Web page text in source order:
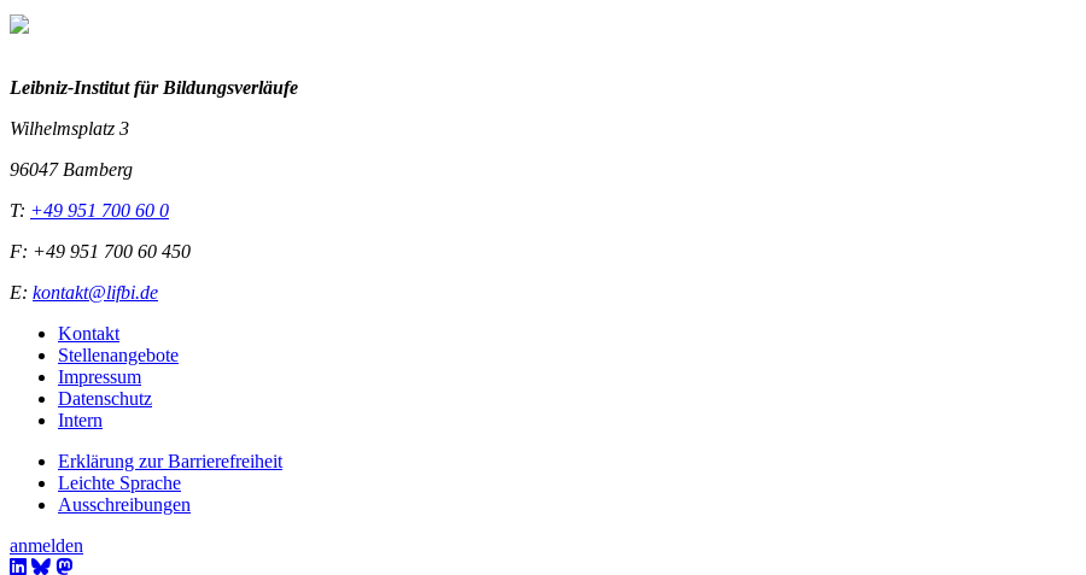
Leibniz-Institut für Bildungsverläufe
Wilhelmsplatz 3
96047 Bamberg
T: +49 951 700 60 0
F: +49 951 700 60 450
E: kontakt@lifbi.de
Kontakt
Stellenangebote
Impressum
Datenschutz
Intern
Erklärung zur Barrierefreiheit
Leichte Sprache
Ausschreibungen
anmelden